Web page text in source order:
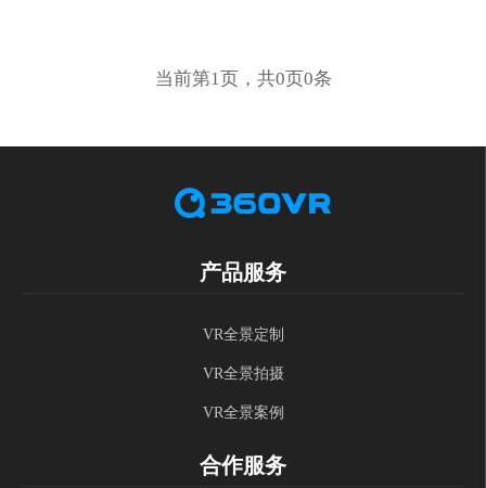
当前第1页，共0页0条
产品服务
VR全景定制
VR全景拍摄
VR全景案例
合作服务